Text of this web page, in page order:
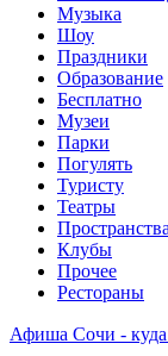
Музыка
Шоу
Праздники
Образование
Бесплатно
Музеи
Парки
Погулять
Туристу
Театры
Пространства
Клубы
Прочее
Рестораны
Афиша Сочи - куда